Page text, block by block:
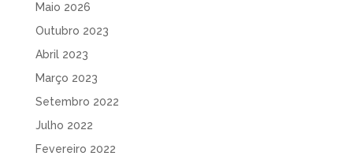
Maio 2026
Outubro 2023
Abril 2023
Março 2023
Setembro 2022
Julho 2022
Fevereiro 2022